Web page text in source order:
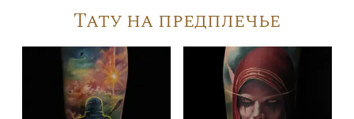
Тату на предплечье